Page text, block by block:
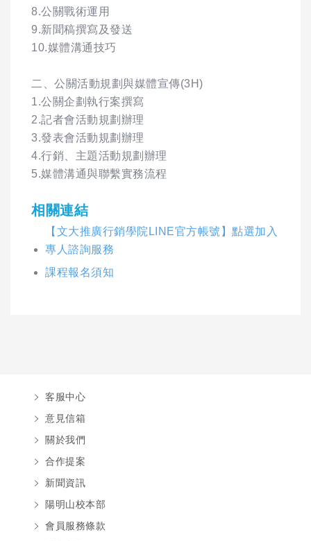
8.公關戰術運用
9.新聞稿撰寫及發送
10.媒體溝通技巧
二、公關活動規劃與媒體宣傳(3H)
1.公關企劃執行案撰寫
2.記者會活動規劃辦理
3.發表會活動規劃辦理
4.行銷、主題活動規劃辦理
5.媒體溝通與聯繫實務流程
相關連結
【文大推廣行銷學院LINE官方帳號】點選加入
專人諮詢服務
課程報名須知
客服中心
意見信箱
關於我們
合作提案
新聞資訊
陽明山校本部
會員服務條款